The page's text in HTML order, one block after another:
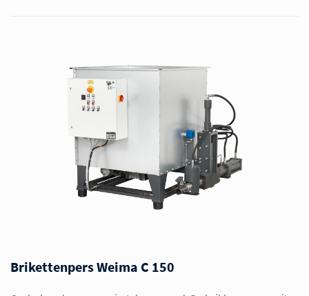
Brikettenpers Weima C 150